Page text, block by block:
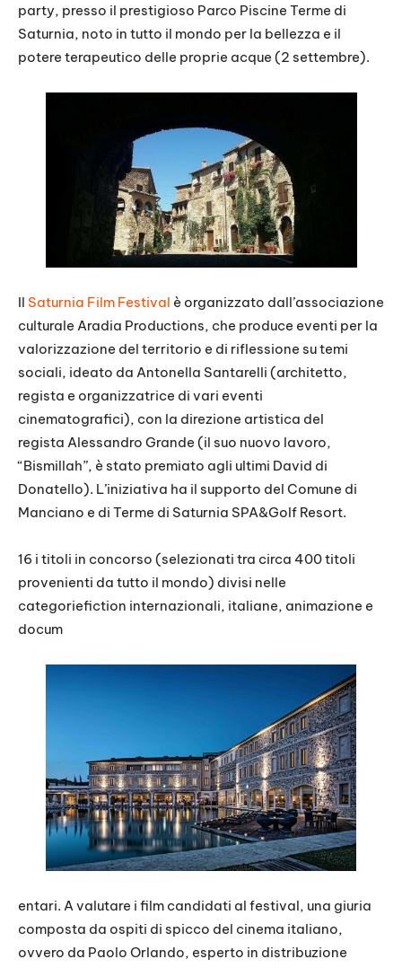
party, presso il prestigioso Parco Piscine Terme di
Saturnia, noto in tutto il mondo per la bellezza e il
potere terapeutico delle proprie acque (2 settembre).
Il Saturnia Film Festival è organizzato dall’associazione
culturale Aradia Productions, che produce eventi per la
valorizzazione del territorio e di riflessione su temi
sociali, ideato da Antonella Santarelli (architetto,
regista e organizzatrice di vari eventi
cinematografici), con la direzione artistica del
regista Alessandro Grande (il suo nuovo lavoro,
“Bismillah”, è stato premiato agli ultimi David di
Donatello). L’iniziativa ha il supporto del Comune di
Manciano e di Terme di Saturnia SPA&Golf Resort.
16 i titoli in concorso (selezionati tra circa 400 titoli
provenienti da tutto il mondo) divisi nelle
categoriefiction internazionali, italiane, animazione e
docum
entari. A valutare i film candidati al festival, una giuria
composta da ospiti di spicco del cinema italiano,
ovvero da Paolo Orlando, esperto in distribuzione